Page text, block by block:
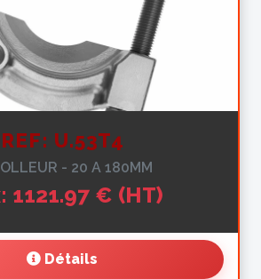
REF: U.53T4
- 20 A 180MM
1121.97 € (HT)
Détails